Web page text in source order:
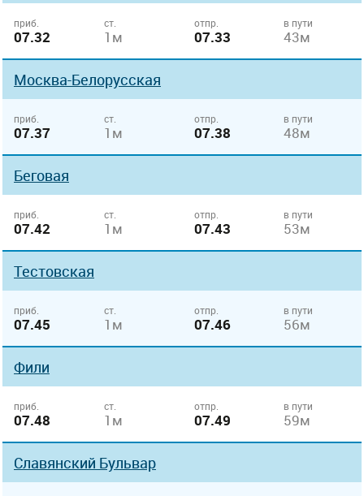
приб.
07.32
ст.
1м
отпр.
07.33
в пути
43м
Москва-Белорусская
приб.
07.37
ст.
1м
отпр.
07.38
в пути
48м
Беговая
приб.
07.42
ст.
1м
отпр.
07.43
в пути
53м
Тестовская
приб.
07.45
ст.
1м
отпр.
07.46
в пути
56м
Фили
приб.
07.48
ст.
1м
отпр.
07.49
в пути
59м
Славянский Бульвар